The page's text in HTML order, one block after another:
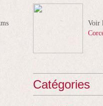
Voir
Catégories